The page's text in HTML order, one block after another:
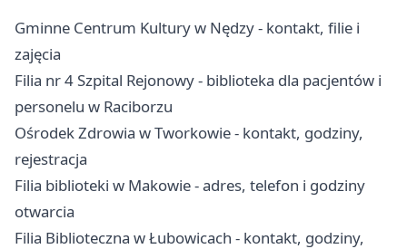
Gminne Centrum Kultury w Nędzy - kontakt, filie i
zajęcia
Filia nr 4 Szpital Rejonowy - biblioteka dla pacjentów i
personelu w Raciborzu
Ośrodek Zdrowia w Tworkowie - kontakt, godziny,
rejestracja
Filia biblioteki w Makowie - adres, telefon i godziny
otwarcia
Filia Biblioteczna w Łubowicach - kontakt, godziny,